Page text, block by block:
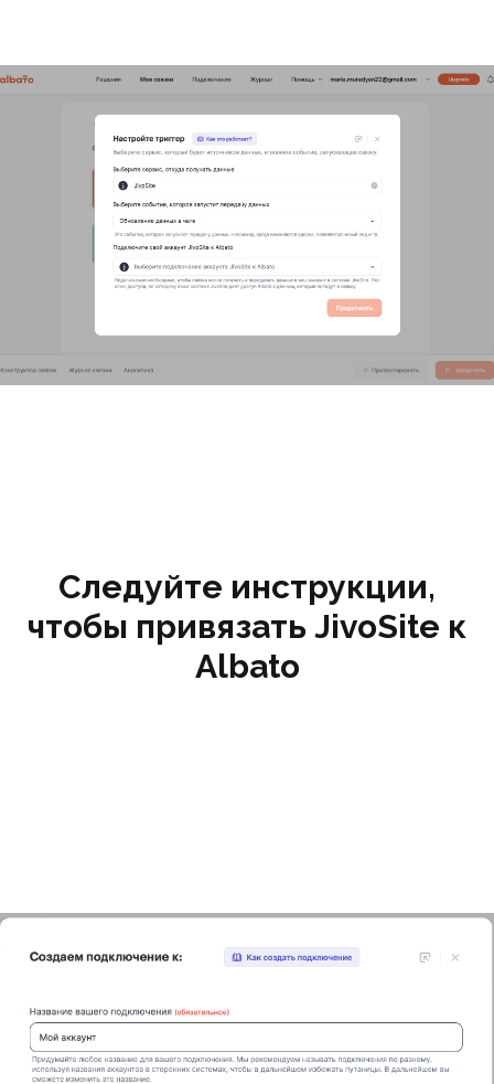
Следуйте инструкции,
чтобы привязать JivoSite к
Albato